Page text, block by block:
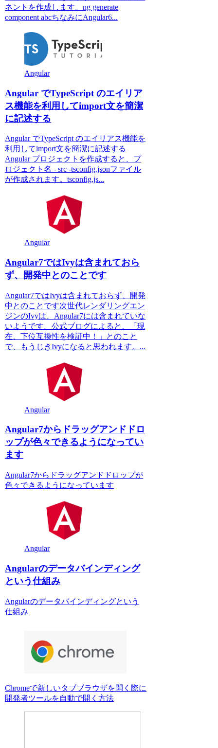
ネントを作成します。ng generate
component abcちなみにAngular6...
Angular
Angular でTypeScript のエイリア
ス機能を利用してimport文を簡潔
に記述する
Angular でTypeScript のエイリアス機能を
利用してimport文を簡潔に記述する
Angular プロジェクトを作成すると、プ
ロジェクト名 - src -tsconfig.jsonファイル
が作成されます。tsconfig.js...
Angular
Angular7ではIvyは含まれておら
ず、開発中とのことです
Angular7ではIvyは含まれておらず、開発
中とのことです次世代レンダリングエン
ジンのIvyは、Angular7には含まれていな
いようです。公式ブログによると、「現
在、下位互換性を検証中！」とのこと
で、もうじきIvyになると思われます。...
Angular
Angular7からドラッグアンドドロ
ップが色々できるようになってい
ます
Angular7からドラッグアンドドロップが
色々できるようになっています
Angular
Angularのデータバインディング
という仕組み
Angularのデータバインディングという
仕組み
Chromeで新しいタブブラウザを開く際に
開発者ツールを自動で開く方法